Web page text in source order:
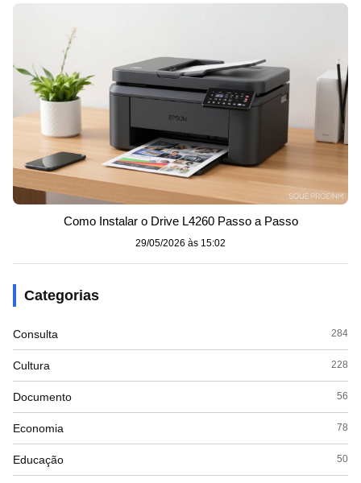
Como Instalar o Drive L4260 Passo a Passo
29/05/2026 às 15:02
Categorias
Consulta 284
Cultura 228
Documento 56
Economia 78
Educação 50